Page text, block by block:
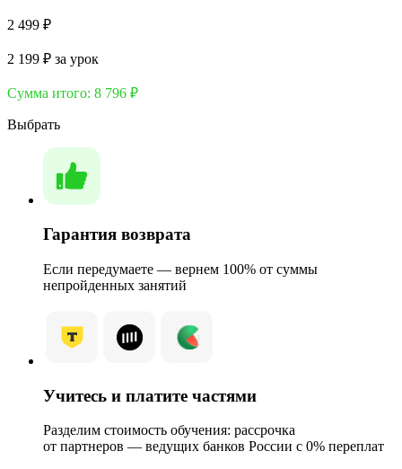
2 499 ₽
2 199 ₽ за урок
Сумма итого: 8 796 ₽
Выбрать
Гарантия возврата
Если передумаете — вернем 100% от суммы
непройденных занятий
Учитесь и платите частями
Разделим стоимость обучения: рассрочка
от партнеров — ведущих банков России с 0% переплат